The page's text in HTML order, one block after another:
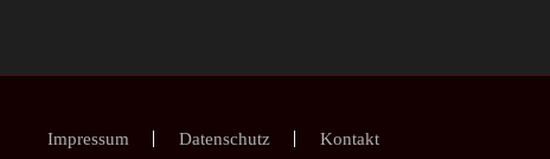
Impressum Datenschutz Kontakt